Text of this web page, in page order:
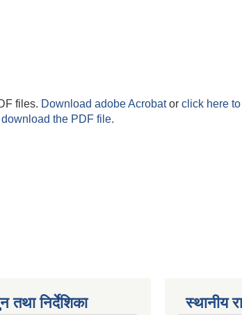
files. Download adobe Acrobator click here
the PDF file.
तथा निर्देशिका स्थानीय